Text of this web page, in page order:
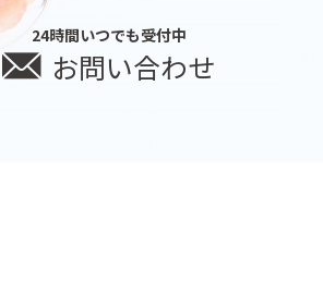
24時間いつでも受付中
お問い合わせ